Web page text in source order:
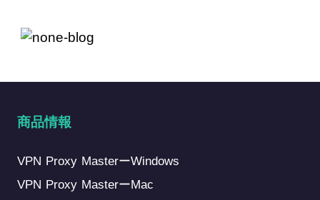
商品情報
VPN Proxy MasterーWindows
VPN Proxy MasterーMac